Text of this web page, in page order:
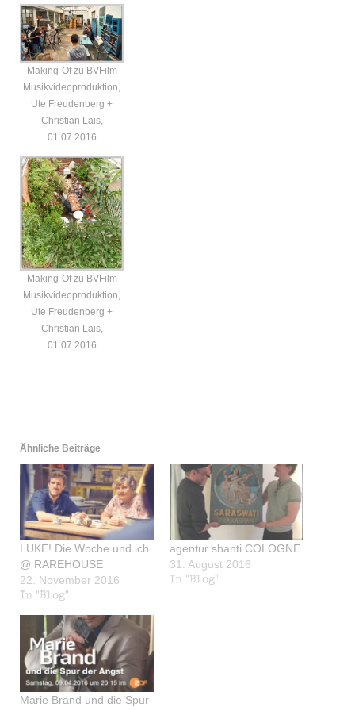
Making-Of zu BVFilm
Musikvideoproduktion,
Ute Freudenberg +
Christian Lais,
01.07.2016
Making-Of zu BVFilm
Musikvideoproduktion,
Ute Freudenberg +
Christian Lais,
01.07.2016
Ähnliche Beiträge
LUKE! Die Woche und ich
@ RAREHOUSE
22. November 2016
In "Blog"
agentur shanti COLOGNE
31. August 2016
In "Blog"
Marie Brand und die Spur